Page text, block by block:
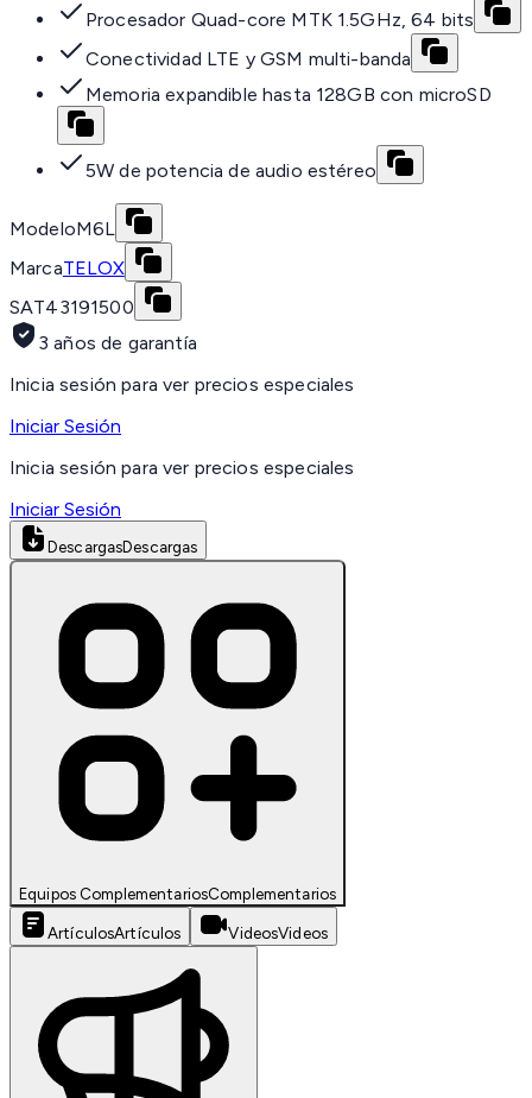
Procesador Quad-core MTK 1.5GHz, 64 bits
Conectividad LTE y GSM multi-banda
Memoria expandible hasta 128GB con microSD
5W de potencia de audio estéreo
ModeloM6L
MarcaTELOX
SAT43191500
3 años de garantía
Inicia sesión para ver precios especiales
Iniciar Sesión
Inicia sesión para ver precios especiales
Iniciar Sesión
DescargasDescargas
Equipos ComplementariosComplementarios
ArtículosArtículos VideosVideos